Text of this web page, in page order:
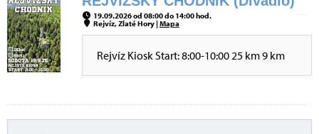
19.09.2026 od 08:00 do 14:00 hod.
Rejvíz, Zlaté Hory |Mapa
Rejvíz Kiosk Start: 8:00-10:00 25 km 9 km